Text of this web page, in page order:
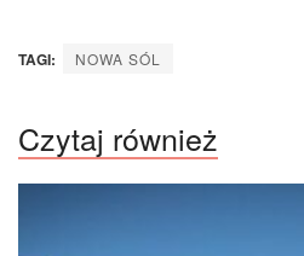
TAGI: NOWA SÓL
Czytaj również